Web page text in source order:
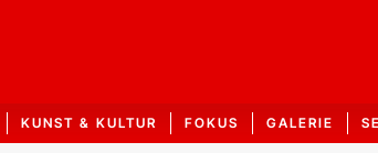
KUNST & KULTUR FOKUS GALERIE